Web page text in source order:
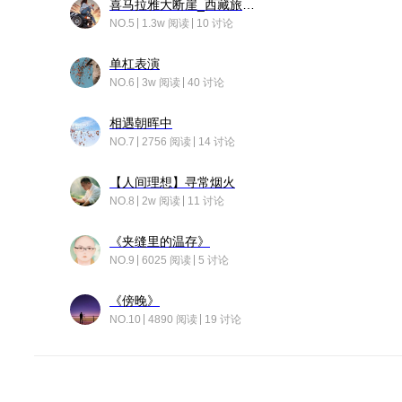
NO.5 1.3w 阅读 10 讨论
单杠表演
NO.6 3w 阅读 40 讨论
相遇朝晖中
NO.7 2756 阅读 14 讨论
【人间理想】寻常烟火
NO.8 2w 阅读 11 讨论
《夹缝里的温存》
NO.9 6025 阅读 5 讨论
《傍晚》
NO.10 4890 阅读 19 讨论